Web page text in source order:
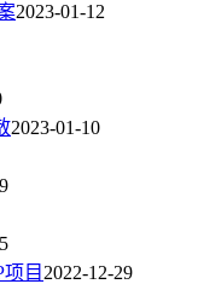
2023-01-12
2023-01-10
目 2022-12-29